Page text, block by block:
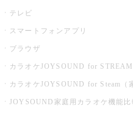
テレビ
スマートフォンアプリ
ブラウザ
カラオケJOYSOUND for
カラオケJOYSOUND for Steam（
JOYSOUND家庭用カラオケ機能比